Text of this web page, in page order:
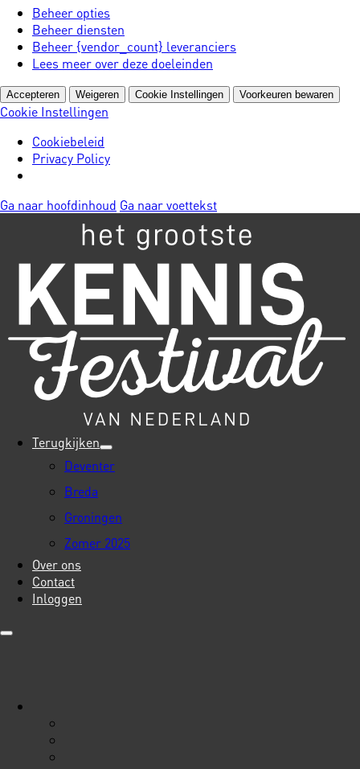
Beheer opties
Beheer diensten
Beheer {vendor_count} leveranciers
Lees meer over deze doeleinden
Accepteren Weigeren Cookie Instellingen Voorkeuren bewaren
Cookie Instellingen
Cookiebeleid
Privacy Policy
Ga naar hoofdinhoud Ga naar voettekst
Terugkijken
Deventer
Breda
Groningen
Zomer 2025
Over ons
Contact
Inloggen